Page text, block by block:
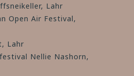
Lahr
Open Air Festival,
Lahr
Nellie Nashorn,